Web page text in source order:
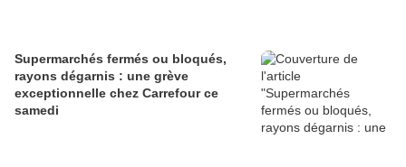
Supermarchés fermés ou bloqués,
rayons dégarnis : une grève
exceptionnelle chez Carrefour ce
samedi